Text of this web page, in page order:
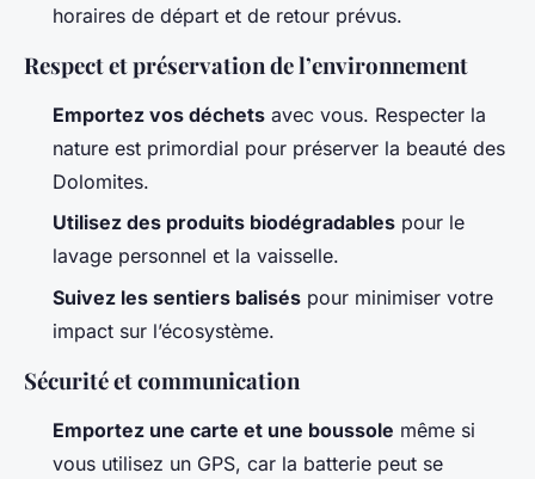
horaires de départ et de retour prévus.
Respect et préservation de l’environnement
Emportez vos déchets avec vous. Respecter la
nature est primordial pour préserver la beauté des
Dolomites.
Utilisez des produits biodégradables pour le
lavage personnel et la vaisselle.
Suivez les sentiers balisés pour minimiser votre
impact sur l’écosystème.
Sécurité et communication
Emportez une carte et une boussole même si
vous utilisez un GPS, car la batterie peut se